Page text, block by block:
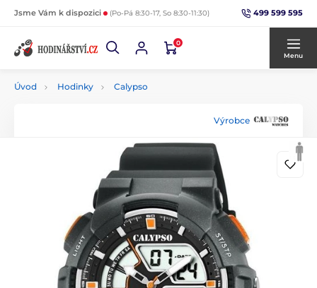
Jsme Vám k dispozici (Po-Pá 8:30-17, So 8:30-11:30) 499 599 595
0
Menu
Úvod Hodinky Calypso
Výrobce